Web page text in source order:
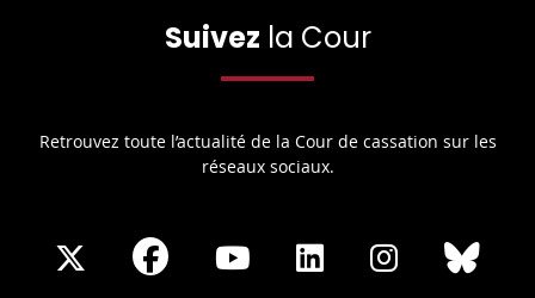
Suivez la Cour
Retrouvez toute l’actualité de la Cour de cassation sur les
réseaux sociaux.
ShareShare
Share
Share
Share